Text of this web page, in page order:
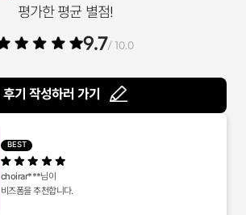
평가한 평균 별점!
9.7/ 10.0
후기 작성하러 가기
BEST
choirar***님이
비즈폼을 추천합니다.